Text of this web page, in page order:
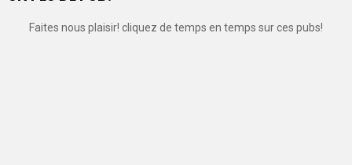
Faites nous plaisir! cliquez de temps en temps sur ces pubs!